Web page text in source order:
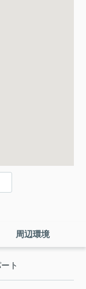
周辺環境
ト